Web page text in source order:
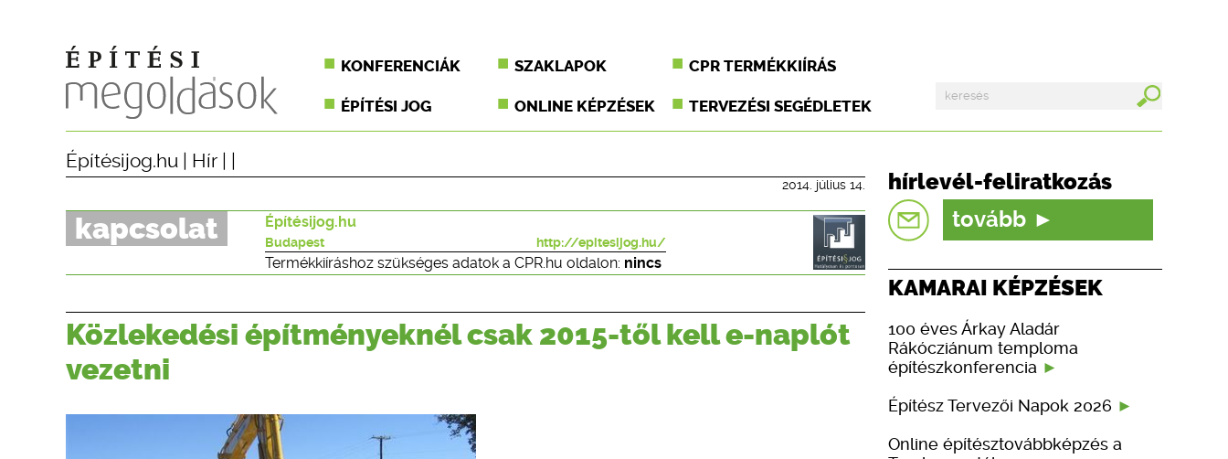
KONFERENCIÁK SZAKLAPOK CPR TERMÉKKIÍRÁS
ÉPÍTÉSI JOG ONLINE KÉPZÉSEK TERVEZÉSI SEGÉDLETEK
Építésijog.hu Hír
2014. július 14.
kapcsolat Építésijog.hu
Budapest http://epitesijog.hu/
Termékkiíráshoz szükséges adatok a CPR.hu oldalon: nincs
Közlekedési építményeknél csak 2015-től kell e-naplót
vezetni
hírlevél-feliratkozás
tovább
KAMARAI KÉPZÉSEK
100 éves Árkay Aladár
Rákócziánum temploma
építészkonferencia
Építész Tervezői Napok 2026
Online építésztovábbképzés a